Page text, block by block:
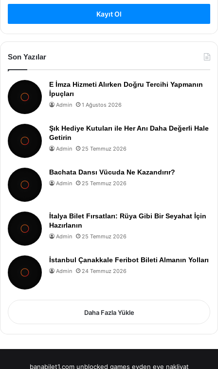
Kayıt Ol
Son Yazılar
E İmza Hizmeti Alırken Doğru Tercihi Yapmanın
İpuçları
Admin 1 Ağustos 2026
Şık Hediye Kutuları ile Her Anı Daha Değerli Hale
Getirin
Admin 25 Temmuz 2026
Bachata Dansı Vücuda Ne Kazandırır?
Admin 25 Temmuz 2026
İtalya Bilet Fırsatları: Rüya Gibi Bir Seyahat İçin
Hazırlanın
Admin 25 Temmuz 2026
İstanbul Çanakkale Feribot Bileti Almanın Yolları
Admin 24 Temmuz 2026
Daha Fazla Yükle
banabilet1.com unblocked games evden eve nakliyat